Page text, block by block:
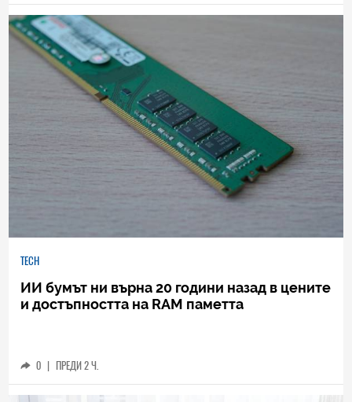
TECH
ИИ бумът ни върна 20 години назад в цените
и достъпността на RAM паметта
0 | ПРЕДИ 2 Ч.